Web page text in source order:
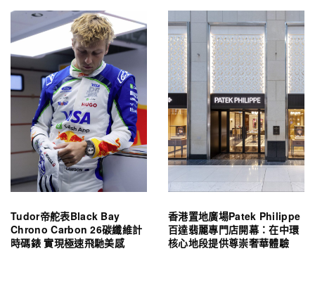
Tudor帝舵表Black Bay
Chrono Carbon 26碳纖維計
時碼錶 實現極速飛馳美感
香港置地廣場Patek Philippe
百達翡麗專門店開幕：在中環
核心地段提供尊崇奢華體驗